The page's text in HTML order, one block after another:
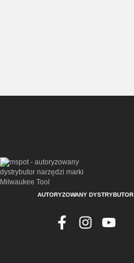
AUTORYZOWANY DYSTRYBUTOR